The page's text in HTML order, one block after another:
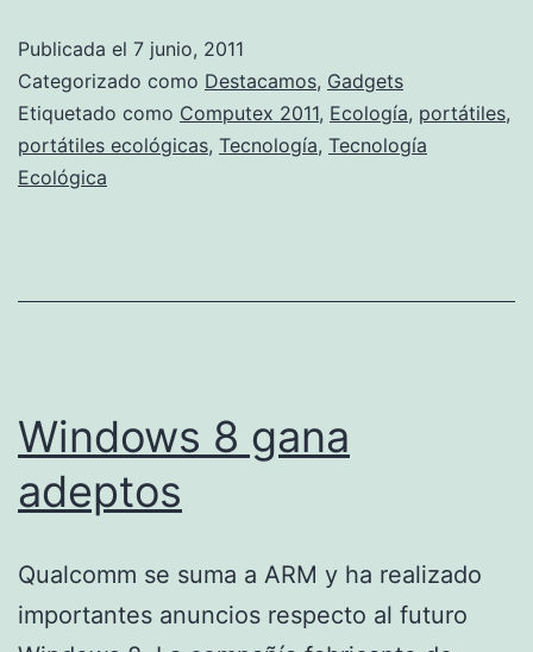
Publicada el 7 junio, 2011
Categorizado como Destacamos, Gadgets
Etiquetado como Computex 2011, Ecología, portátiles,
portátiles ecológicas, Tecnología, Tecnología
Ecológica
Windows 8 gana
adeptos
Qualcomm se suma a ARM y ha realizado
importantes anuncios respecto al futuro